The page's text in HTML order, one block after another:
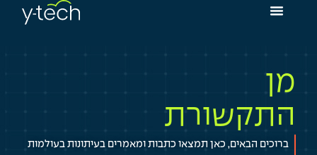
מן
התקשורת
ברוכים הבאים, כאן תמצאו כתבות ומאמרים בעיתונות בעולמות